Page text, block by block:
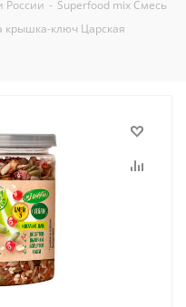
России - Superfood mix Смесь
крышка-ключ Царская